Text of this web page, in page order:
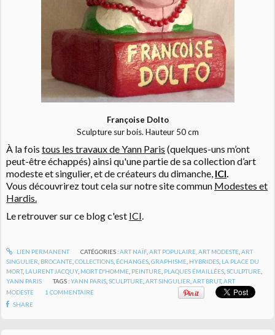
Françoise Dolto
Sculpture sur bois. Hauteur 50 cm
À la foistous les travaux de Yann Paris (quelques-uns m’ont
peut-être échappés) ainsi qu'une partie de sa collection d’art
modeste et singulier, et de créateurs du dimanche, ICI.
Vous découvrirez tout cela sur notre site commun Modestes et
Hardis.
Le retrouver sur ce blog c'est ICI
LIEN PERMANENT CATÉGORIES :ART NAÏF, ART POPULAIRE, ART MODESTE, ART
SINGULIER BROCANTE ,COLLECTIONS ÉCHANGES ,GRAPHISME HYBRIDES LA PLACE DU
MORT, LAURENT JACQUY, MORT D'HOMME PEINTURE PLAQUES ÉMAILLÉES ,SCULPTURE
YANN PARIS
TAGS :YANN PARIS ,SCULPTURE ,ART SINGULIER ,ART BRUT,ART
MODESTE
1 COMMENTAIRE
SHARE